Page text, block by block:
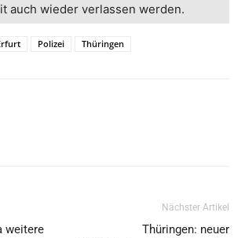
auch wieder verlassen werden.
Polizei Thüringen
weitere
Nächster Artikel
Thüringen: neuer